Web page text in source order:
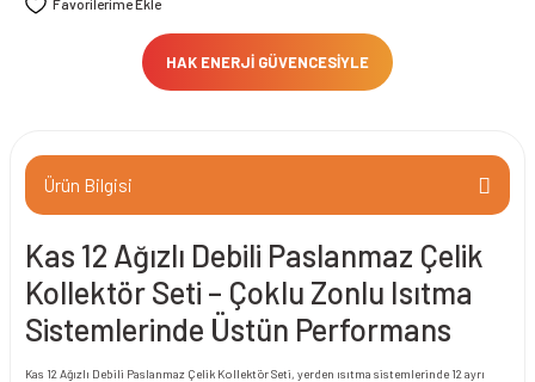
HAK ENERJİ GÜVENCESİYLE
Ürün Bilgisi
Kas 12 Ağızlı Debili Paslanmaz Çelik
Kollektör Seti – Çoklu Zonlu Isıtma
Sistemlerinde Üstün Performans
Kas 12 Ağızlı Debili Paslanmaz Çelik Kollektör Seti, yerden ısıtma sistemlerinde 12 ayrı